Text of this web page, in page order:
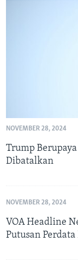
NOVEMBER 28, 2024
Trump
Dibatalkan
NOVEMBER 28, 2024
VOA Headline
Putusan